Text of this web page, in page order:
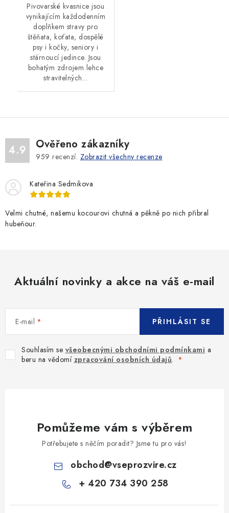
Pivovarské kvasnice jsou
vynikajícím každodenním
doplňkem stravy pro
štěňata, koťata, dospělé
psy i kočky, seniory i
stárnoucí jedince. Jsou
bohatým zdrojem lehce
stravitelných...
4.9 Ověřeno zákazníky
959 recenzí. Zobrazit všechny recenze
Kateřina Sedmikova
Velmi chutné, našemu kocourovi chutná a pěkně po nich přibral
hubeňour.
Aktuální novinky a akce na váš e-mail
E-mail
Souhlasím se všeobecnými obchodními podmínkami a
beru na vědomí zpracování osobních údajů.
PŘIHLÁSIT SE
Pomůžeme vám s výběrem
Potřebujete s něčím poradit? Jsme tu pro vás!
obchod@vseprozvire.cz
+ 420 734 390 258